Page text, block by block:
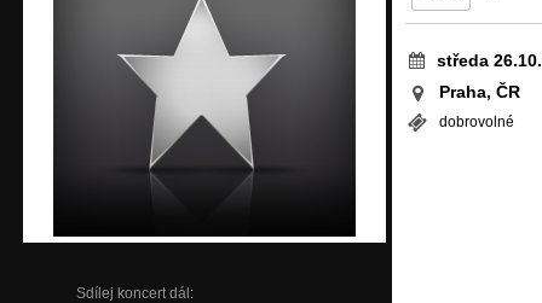
Sdílej koncert dál:
středa
Praha, ČR
dobrovolné